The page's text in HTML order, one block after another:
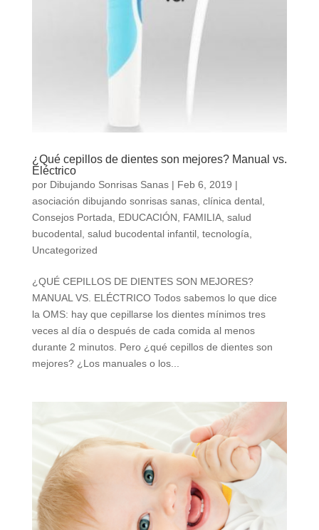
¿Qué cepillos de dientes son mejores? Manual vs.
Eléctrico
por Dibujando Sonrisas Sanas| Feb 6, 2019 |
asociación dibujando sonrisas sanas, clínica dental,
Consejos Portada
EDUCACIÓN FAMILIA, salud
bucodental, salud bucodental infantil, tecnología
Uncategorized
¿QUÉ CEPILLOS DE DIENTES SON MEJORES?
MANUAL VS. ELÉCTRICO Todos sabemos lo que dice
la OMS: hay que cepillarse los dientes mínimos tres
veces al día o después de cada comida al menos
durante 2 minutos. Pero ¿qué cepillos de dientes son
mejores? ¿Los manuales o los...